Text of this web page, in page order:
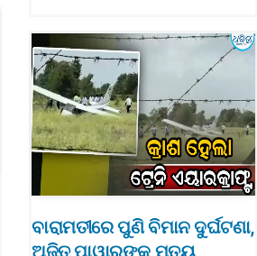
ବାରାମତୀରେ ପୁଣି ବିମାନ ଦୁର୍ଘଟଣା,
ଅଜିତ ପାୱାରଙ୍କ ମୃତ୍ୟୁ